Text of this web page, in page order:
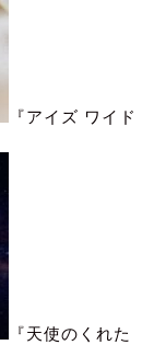
『アイズ ワイド
『天使のくれた